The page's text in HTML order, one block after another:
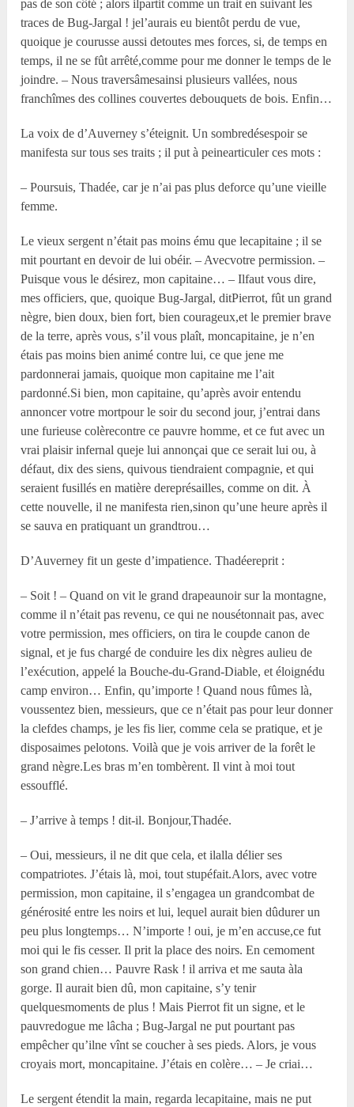
pas de son côté ; alors ilpartit comme un trait en suivant les
traces de Bug-Jargal ! jel’aurais eu bientôt perdu de vue,
quoique je courusse aussi detoutes mes forces, si, de temps en
temps, il ne se fût arrêté,comme pour me donner le temps de le
joindre. – Nous traversâmesainsi plusieurs vallées, nous
franchîmes des collines couvertes debouquets de bois. Enfin…
La voix de d’Auverney s’éteignit. Un sombredésespoir se
manifesta sur tous ses traits ; il put à peinearticuler ces mots :
– Poursuis, Thadée, car je n’ai pas plus deforce qu’une vieille
femme.
Le vieux sergent n’était pas moins ému que lecapitaine ; il se
mit pourtant en devoir de lui obéir. – Avecvotre permission. –
Puisque vous le désirez, mon capitaine… – Ilfaut vous dire,
mes officiers, que, quoique Bug-Jargal, ditPierrot, fût un grand
nègre, bien doux, bien fort, bien courageux,et le premier brave
de la terre, après vous, s’il vous plaît, moncapitaine, je n’en
étais pas moins bien animé contre lui, ce que jene me
pardonnerai jamais, quoique mon capitaine me l’ait
pardonné.Si bien, mon capitaine, qu’après avoir entendu
annoncer votre mortpour le soir du second jour, j’entrai dans
une furieuse colèrecontre ce pauvre homme, et ce fut avec un
vrai plaisir infernal queje lui annonçai que ce serait lui ou, à
défaut, dix des siens, quivous tiendraient compagnie, et qui
seraient fusillés en matière dereprésailles, comme on dit. À
cette nouvelle, il ne manifesta rien,sinon qu’une heure après il
se sauva en pratiquant un grandtrou…
D’Auverney fit un geste d’impatience. Thadéereprit :
– Soit ! – Quand on vit le grand drapeaunoir sur la montagne,
comme il n’était pas revenu, ce qui ne nousétonnait pas, avec
votre permission, mes officiers, on tira le coupde canon de
signal, et je fus chargé de conduire les dix nègres aulieu de
l’exécution, appelé la Bouche-du-Grand-Diable, et éloignédu
camp environ… Enfin, qu’importe ! Quand nous fûmes là,
voussentez bien, messieurs, que ce n’était pas pour leur donner
la clefdes champs, je les fis lier, comme cela se pratique, et je
disposaimes pelotons. Voilà que je vois arriver de la forêt le
grand nègre.Les bras m’en tombèrent. Il vint à moi tout
essoufflé.
– J’arrive à temps ! dit-il. Bonjour,Thadée.
– Oui, messieurs, il ne dit que cela, et ilalla délier ses
compatriotes. J’étais là, moi, tout stupéfait.Alors, avec votre
permission, mon capitaine, il s’engagea un grandcombat de
générosité entre les noirs et lui, lequel aurait bien dûdurer un
peu plus longtemps… N’importe ! oui, je m’en accuse,ce fut
moi qui le fis cesser. Il prit la place des noirs. En cemoment
son grand chien… Pauvre Rask ! il arriva et me sauta àla
gorge. Il aurait bien dû, mon capitaine, s’y tenir
quelquesmoments de plus ! Mais Pierrot fit un signe, et le
pauvredogue me lâcha ; Bug-Jargal ne put pourtant pas
empêcher qu’ilne vînt se coucher à ses pieds. Alors, je vous
croyais mort, moncapitaine. J’étais en colère… – Je criai…
Le sergent étendit la main, regarda lecapitaine, mais ne put